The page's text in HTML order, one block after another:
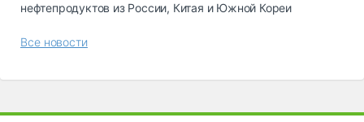
нефтепродуктов из России, Китая и Южной Кореи
Все новости